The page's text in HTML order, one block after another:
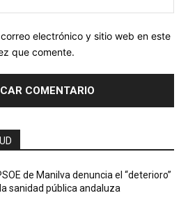
electrónico y sitio web en este
que comente.
de Manilva denuncia el “deterioro”
sanidad pública andaluza